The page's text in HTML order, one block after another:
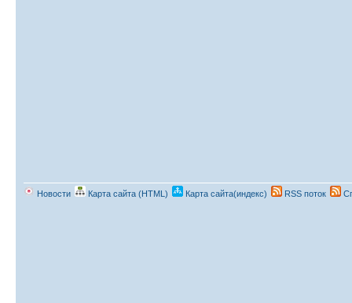
Новости Карта сайта (HTML) Карта сайта(индекс) RSS поток